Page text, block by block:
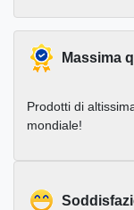
Massima
Prodotti di
mondiale!